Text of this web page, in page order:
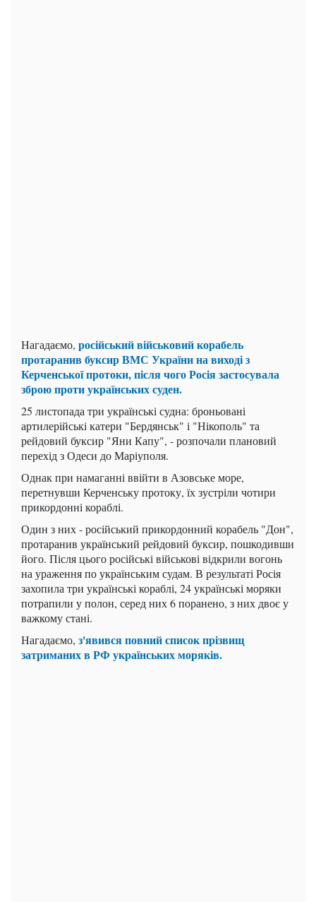
Нагадаємо, російський військовий корабель
протаранив буксир ВМС України на виході з
Керченської протоки, після чого Росія застосувала
зброю проти українських суден.
25 листопада три українські судна: броньовані
артилерійські катери "Бердянськ" і "Нікополь" та
рейдовий буксир "Яни Капу", - розпочали плановий
перехід з Одеси до Маріуполя.
Однак при намаганні ввійти в Азовське море,
перетнувши Керченську протоку, їх зустріли чотири
прикордонні кораблі.
Один з них - російський прикордонний корабель "Дон",
протаранив український рейдовий буксир, пошкодивши
його. Після цього російські військові відкрили вогонь
на ураження по українським судам. В результаті Росія
захопила три українські кораблі, 24 українські моряки
потрапили у полон, серед них 6 поранено, з них двоє у
важкому стані.
Нагадаємо, з'явився повний список прізвищ
затриманих в РФ українських моряків.